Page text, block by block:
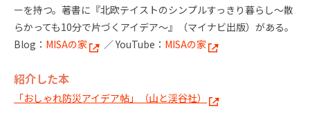
ーを持つ。著書に『北欧テイストのシンプルすっきり暮らし〜散
らかっても10分で片づくアイデア〜』（マイナビ出版）がある。
Blog： MISAの家 ／ YouTube： MISAの家
紹介した本
「おしゃれ防災アイデア帖」（山と渓谷社）